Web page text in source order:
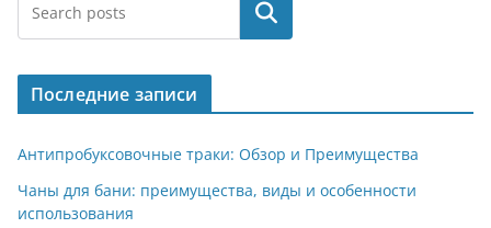
Поиск
Последние записи
Антипробуксовочные траки: Обзор и Преимущества
Чаны для бани: преимущества, виды и особенности
использования